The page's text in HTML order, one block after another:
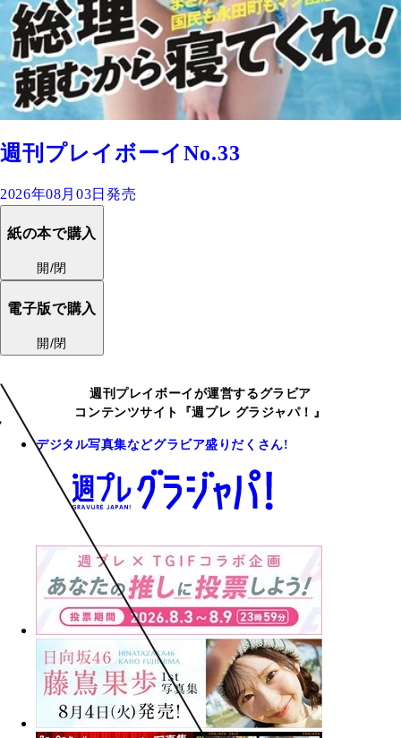
週刊プレイボーイNo.33
2026年08月03日発売
紙の本で購入
開/閉
電子版で購入
開/閉
週刊プレイボーイが運営するグラビア
コンテンツサイト『週プレ グラジャパ！』
デジタル写真集などグラビア盛りだくさん!